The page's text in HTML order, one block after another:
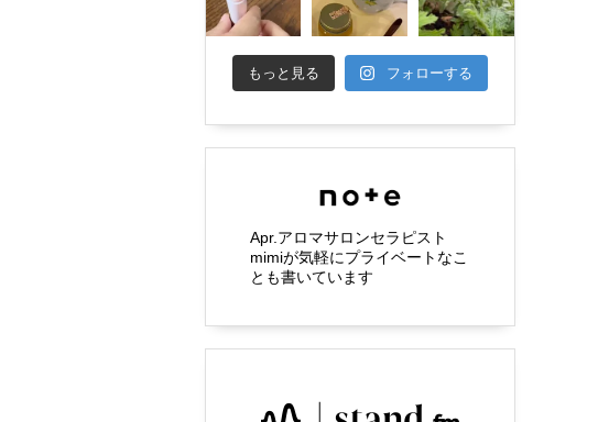
もっと見る フォローする
Apr.アロマサロンセラピスト
mimiが気軽にプライベートなこ
とも書いています